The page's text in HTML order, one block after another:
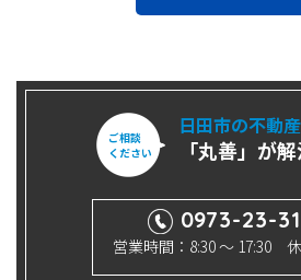
ご相談
ください
日田市の不動
「丸善」が
0973-23-
営業時間：8:30 ～ 17:30